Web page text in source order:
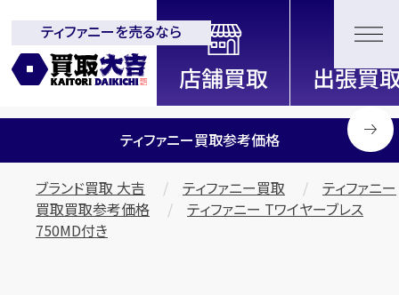
全国2200店舗以上展開中！
信頼と実績の買取専門店「買取大
吉」
ティファニーを売るなら
ティファニー買取参考価格
ブランド買取 大吉 ティファニー買取
ティファニー
買取買取参考価格
ティファニー Tワイヤーブレス
750MD付き